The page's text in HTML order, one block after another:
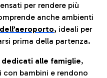
per rendere più
anche ambienti
, ideali per
prima della partenza.
dedicati alle famiglie,
bambini e rendono